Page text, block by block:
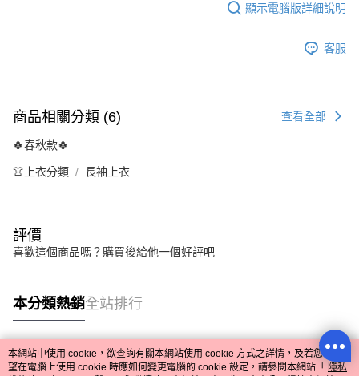
顯示電腦版詳細說明
客服
商品相關分類 (6) 查看全部
🍀春秋款🍀
👚上衣分類 長袖上衣
評價
喜歡這個商品嗎？購買後給他一個好評吧
本分類熱銷全站排行
熱門標籤
本網站中使用 cookie，欲查詢有關本網站使用 cookie 方式之詳情，及若您不希
望在電腦上使用 cookie 時應如何變更電腦的 cookie 設定，請參閱本網站「 隱私